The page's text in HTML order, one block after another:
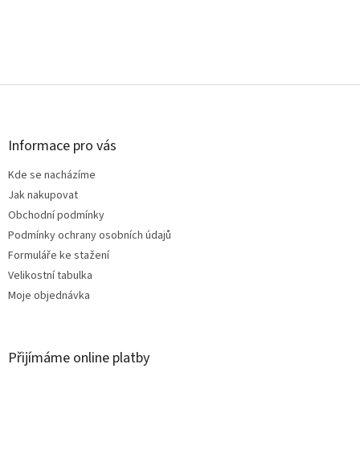
Z
Informace pro vás
Kde se nacházíme
Jak nakupovat
Obchodní podmínky
Podmínky ochrany osobních údajů
Formuláře ke stažení
Velikostní tabulka
Moje objednávka
Přijímáme online platby